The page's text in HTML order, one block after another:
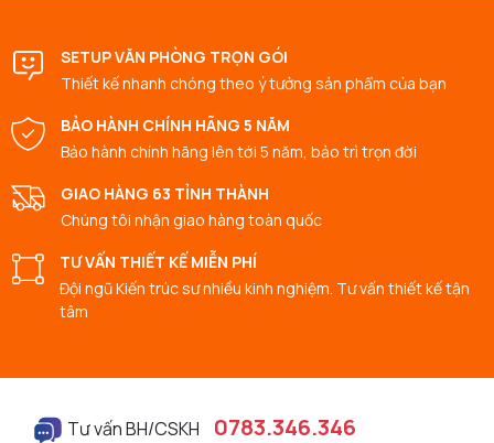
SETUP VĂN PHÒNG TRỌN GÓI
Thiết kế nhanh chóng theo ý tưởng sản phẩm của bạn
BẢO HÀNH CHÍNH HÃNG 5 NĂM
Bảo hành chính hãng lên tới 5 năm, bảo trì trọn đời
GIAO HÀNG 63 TỈNH THÀNH
Chúng tôi nhận giao hàng toàn quốc
TƯ VẤN THIẾT KẾ MIỄN PHÍ
Đội ngũ Kiến trúc sư nhiều kinh nghiệm. Tư vấn thiết kế tận
tâm
Tư vấn BH/CSKH 0783.346.346